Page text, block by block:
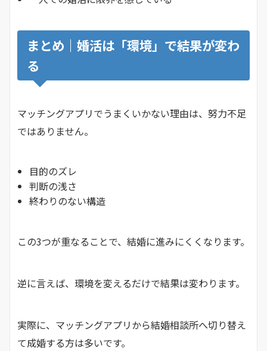
まとめ｜婚活は「環境」で結果が変わ
る
マッチングアプリでうまくいかない理由は、努力不足
ではありません。
目的のズレ
判断の浅さ
終わりのない構造
この3つが重なることで、結婚に進みにくくなります。
逆に言えば、環境を変えるだけで結果は変わります。
実際に、マッチングアプリから結婚相談所へ切り替え
て成婚する方は多いです。